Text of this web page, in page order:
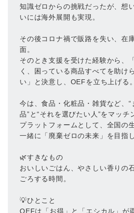
知識ゼロからの挑戦だったが、想
いには海外展開も実現。
その後コロナ禍で販路を失い、在
面。
そのとき支援を受けた経験から、
く、困っている商品すべてを助け
い」と決意し、OEFを立ち上げる。
今は、食品・化粧品・雑貨など、“
品”と“それを選びたい人”をマッチ
プラットフォームとして、全国の
一緒に「廃棄ゼロの未来」を目指
🌿すきなもの
おいしいごはん、やさしい香りの
ごろする時間。
💡ひとこと
OEFは「お得」と「エシカル」が